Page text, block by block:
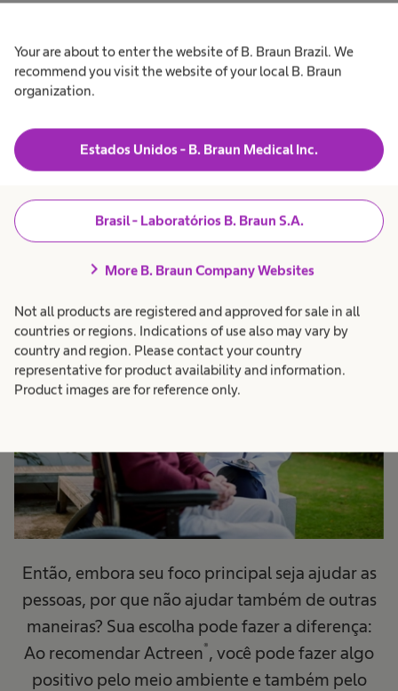
Your are about to enter the website of B. Braun Brazil. We
recommend you visit the website of your local B. Braun
organization.
Estados Unidos - B. Braun Medical Inc.
Brasil - Laboratórios B. Braun S.A.
chevron_right More B. Braun Company Websites
Not all products are registered and approved for sale in all
countries or regions. Indications of use also may vary by
country and region. Please contact your country
representative for product availability and information.
Product images are for reference only.
Sua escolha faz a diferença
A B. Braun está ao seu
lado para lhe oferecer
boas soluções
Então, embora seu foco principal seja ajudar as
pessoas, por que não ajudar também de outras
maneiras? Sua escolha pode fazer a diferença:
Ao recomendar Actreen®, você pode fazer algo
positivo pelo meio ambiente e também pelo